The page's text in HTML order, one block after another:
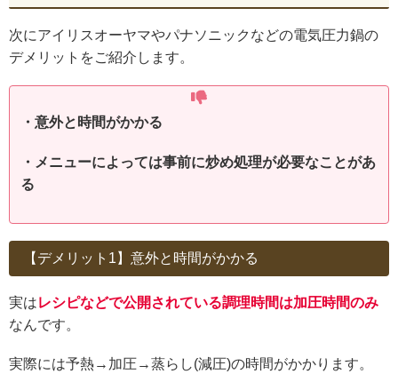
次にアイリスオーヤマやパナソニックなどの電気圧力鍋の
デメリットをご紹介します。
・意外と時間がかかる
・メニューによっては事前に炒め処理が必要なことがあ
る
【デメリット1】意外と時間がかかる
実はレシピなどで公開されている調理時間は加圧時間のみ
なんです。
実際には予熱→加圧→蒸らし(減圧)の時間がかかります。